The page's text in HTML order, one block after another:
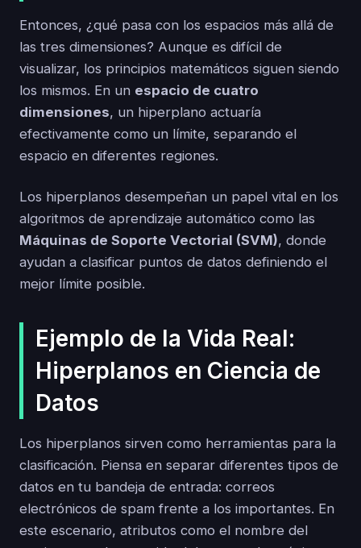
Entonces, ¿qué pasa con los espacios más allá de
las tres dimensiones? Aunque es difícil de
visualizar, los principios matemáticos siguen siendo
los mismos. En un espacio de cuatro
dimensiones, un hiperplano actuaría
efectivamente como un límite, separando el
espacio en diferentes regiones.
Los hiperplanos desempeñan un papel vital en los
algoritmos de aprendizaje automático como las
Máquinas de Soporte Vectorial (SVM), donde
ayudan a clasificar puntos de datos definiendo el
mejor límite posible.
Ejemplo de la Vida Real:
Hiperplanos en Ciencia de
Datos
Los hiperplanos sirven como herramientas para la
clasificación. Piensa en separar diferentes tipos de
datos en tu bandeja de entrada: correos
electrónicos de spam frente a los importantes. En
este escenario, atributos como el nombre del